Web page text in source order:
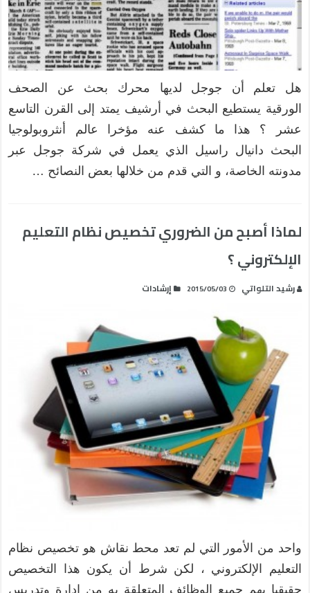
هل تعلم أن جوجل لديها محرك بحث عن الصحف
الورقية يستطيع البحث في أرشيف يمتد إلى القرن التاسع
عشر ؟ هذا ما كشف عنه مؤخرا عالم أنثروبولوجيا
البحث دانيال راسيل الذي يعمل في شركة جوجل عبر
مدونته الخاصة، و التي قدم من خلالها بعض النصائح …
لماذا أصبح من الضروري تخصيص نظام التعليم
الإلكتروني ؟
رشيد التلواتي 2015/05/03 إرشادات
واحد من الأمور التي لم تعد محط نقاش هو تخصيص نظام
التعليم الإلكتروني ، لكن شرط أن يكون هذا التخصيص
حقيقيا يهم جميع الوظائف المتعلقة به من إدارة وتدريس